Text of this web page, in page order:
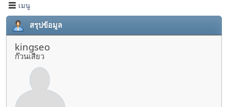
เมนู
สรุปข้อมูล
kingseo
ก๊วนเสียว